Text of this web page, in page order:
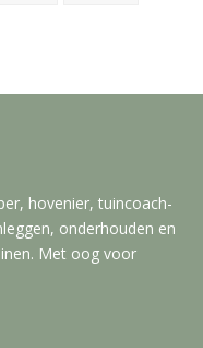
hovenier, tuincoach-
onderhouden en
Met oog voor